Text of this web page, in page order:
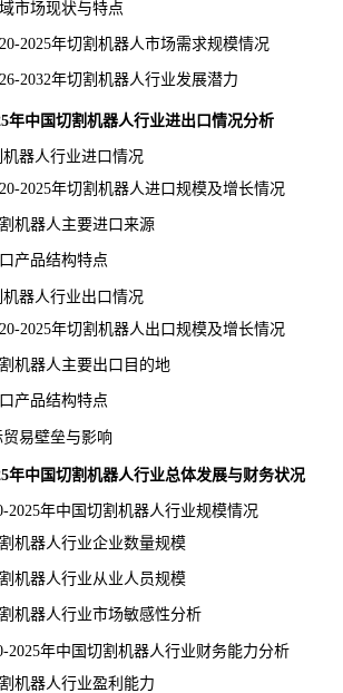
现状与特点
年切割机器人市场需求规模情况
年切割机器人行业发展潜力
年中国切割机器人行业进出口情况分析
器人行业进口情况
年切割机器人进口规模及增长情况
人主要进口来源
结构特点
器人行业出口情况
年切割机器人出口规模及增长情况
人主要出口目的地
结构特点
易壁垒与影响
年中国切割机器人行业总体发展与财务状况
年中国切割机器人行业规模情况
人行业企业数量规模
人行业从业人员规模
人行业市场敏感性分析
年中国切割机器人行业财务能力分析
人行业盈利能力